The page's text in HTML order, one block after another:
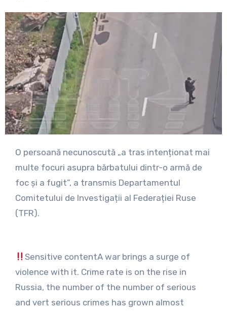
O persoană necunoscută „a tras intenționat mai
multe focuri asupra bărbatului dintr-o armă de
foc și a fugit”, a transmis Departamentul
Comitetului de Investigații al Federației Ruse
(TFR).
Sensitive contentA war brings a surge of
violence with it. Crime rate is on the rise in
Russia, the number of the number of serious
and vert serious crimes has grown almost